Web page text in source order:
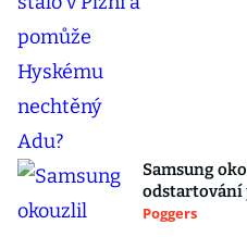
Samsung
odstartování
Poggers